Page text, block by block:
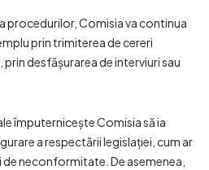
procedurilor, Comisia va continua
prin trimiterea de cereri
desfășurarea de interviuri sau
împuternicește Comisia să ia
a respectării legislației, cum ar
neconformitate. De asemenea,